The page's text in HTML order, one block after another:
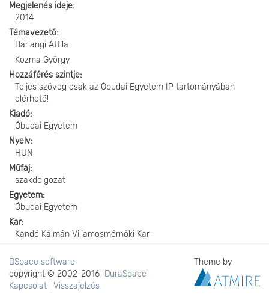
Megjelenés ideje
2014
Témavezető
Barlangi Attila
Kozma György
Hozzáférés szintje
Teljes szöveg csak az Óbudai Egyetem IP tartományában
elérhető!
Kiadó
Óbudai Egyetem
Nyelv
HUN
Műfaj
szakdolgozat
Egyetem
Óbudai Egyetem
Kar
Kandó Kálmán Villamosmérnöki Kar
DSpace software
copyright © 2002-2016 DuraSpace
Kapcsolat
Visszajelzés
Theme by